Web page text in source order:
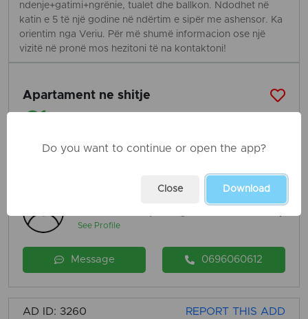
ndenje+gatimi+ngrënie, tualet dhe ballkon. Ndodhet në
katin e 5 të një godine në ndërtim e sipër me ashensor. Ka
orientim nga Veriu. Për më shumë informacion ose një
vizitë në pronë mos hezitoni të na kontaktoni!
Apartament ne shitje
06 Feb
See Profile
Message 0696060612
AD ID: 3260 REPORT THIS ADD
Do you want to continue or open the app?
Close Download